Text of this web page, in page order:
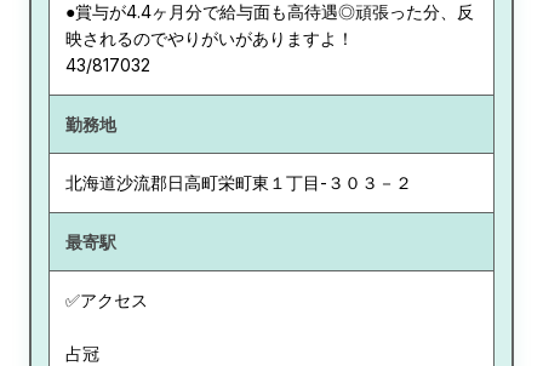
●賞与が4.4ヶ月分で給与面も高待遇◎頑張った分、反
映されるのでやりがいがありますよ！
43/817032
勤務地
北海道沙流郡日高町栄町東１丁目-３０３－２
最寄駅
✅アクセス
占冠